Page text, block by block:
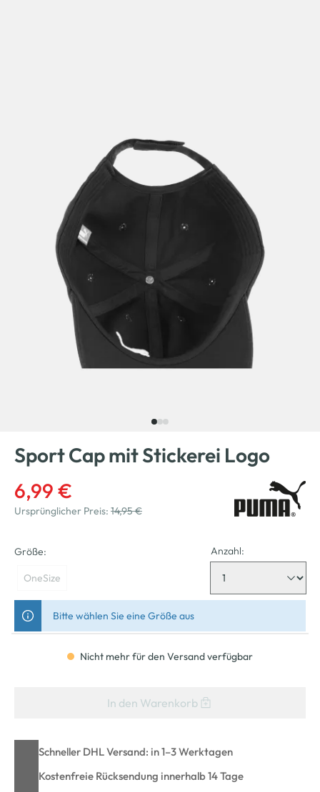
Sport Cap mit Stickerei Logo
6,99 €
Ursprünglicher Preis: 14,95 €
Größe:
OneSize
Anzahl:
Bitte wählen Sie eine Größe aus
Nicht mehr für den Versand verfügbar
In den Warenkorb
Schneller DHL Versand: in 1–3 Werktagen
Kostenfreie Rücksendung innerhalb 14 Tage